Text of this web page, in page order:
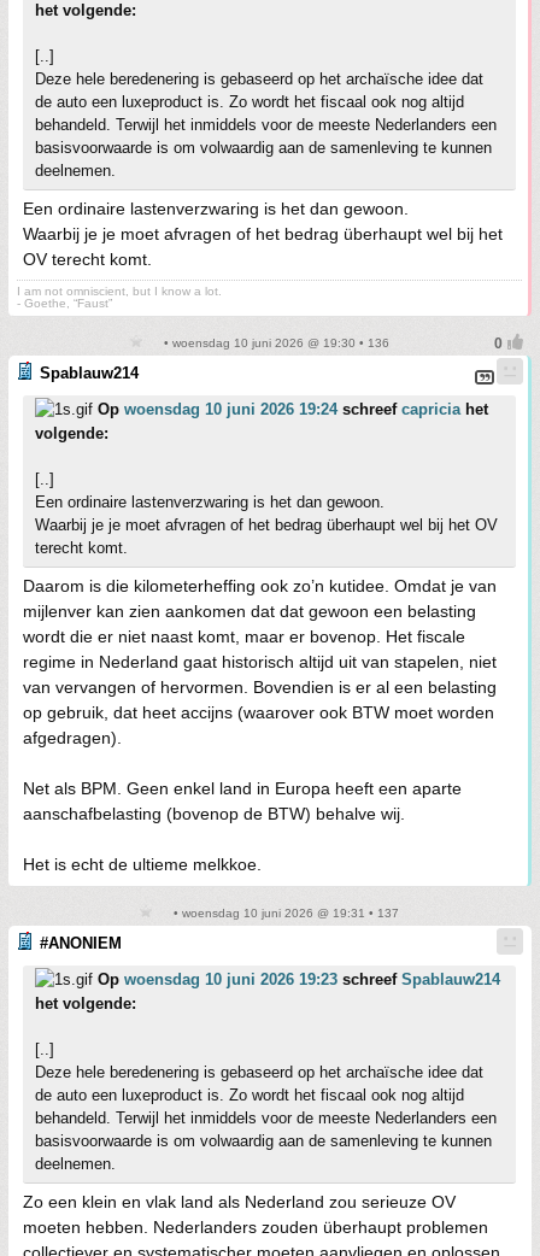
het volgende:
[..]
Deze hele beredenering is gebaseerd op het archaïsche idee dat
de auto een luxeproduct is. Zo wordt het fiscaal ook nog altijd
behandeld. Terwijl het inmiddels voor de meeste Nederlanders een
basisvoorwaarde is om volwaardig aan de samenleving te kunnen
deelnemen.
Een ordinaire lastenverzwaring is het dan gewoon.
Waarbij je je moet afvragen of het bedrag überhaupt wel bij het
OV terecht komt.
I am not omniscient, but I know a lot.
- Goethe, “Faust”
• woensdag 10 juni 2026 @ 19:30 • 136
Spablauw214
Op woensdag 10 juni 2026 19:24schreef capriciahet
volgende:
[..]
Een ordinaire lastenverzwaring is het dan gewoon.
Waarbij je je moet afvragen of het bedrag überhaupt wel bij het OV
terecht komt.
Daarom is die kilometerheffing ook zo’n kutidee. Omdat je van
mijlenver kan zien aankomen dat dat gewoon een belasting
wordt die er niet naast komt, maar er bovenop. Het fiscale
regime in Nederland gaat historisch altijd uit van stapelen, niet
van vervangen of hervormen. Bovendien is er al een belasting
op gebruik, dat heet accijns (waarover ook BTW moet worden
afgedragen).
Net als BPM. Geen enkel land in Europa heeft een aparte
aanschafbelasting (bovenop de BTW) behalve wij.
Het is echt de ultieme melkkoe.
• woensdag 10 juni 2026 @ 19:31 • 137
#ANONIEM
Op woensdag 10 juni 2026 19:23 schreef Spablauw214
het volgende:
[..]
Deze hele beredenering is gebaseerd op het archaïsche idee dat
de auto een luxeproduct is. Zo wordt het fiscaal ook nog altijd
behandeld. Terwijl het inmiddels voor de meeste Nederlanders een
basisvoorwaarde is om volwaardig aan de samenleving te kunnen
deelnemen.
Zo een klein en vlak land als Nederland zou serieuze OV
moeten hebben. Nederlanders zouden überhaupt problemen